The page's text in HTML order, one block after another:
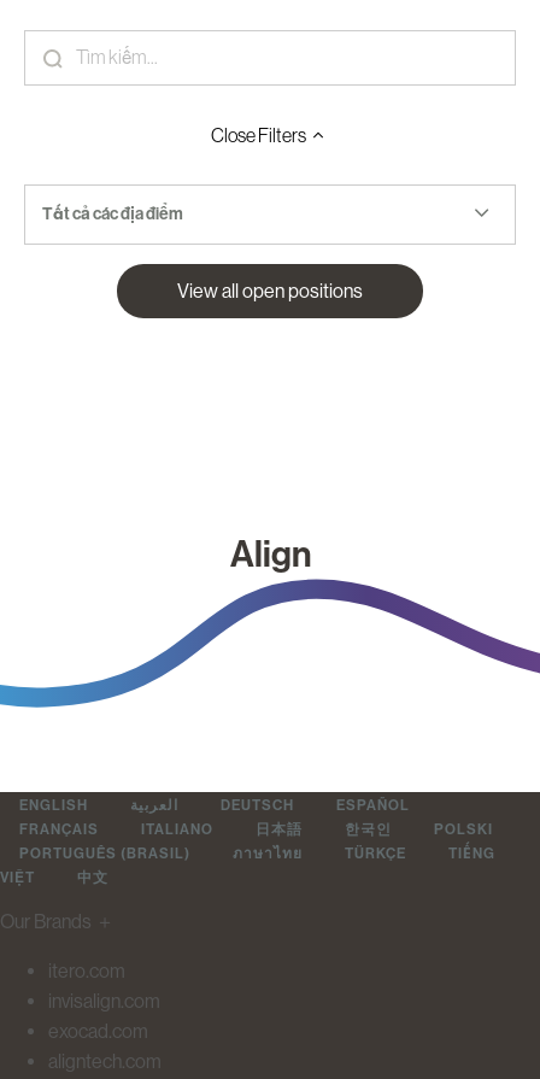
CloseFilters
Tất cả các địa điểm
View all open positions
Align
ENGLISH العربية DEUTSCH
ESPAÑOL
FRANÇAIS
ITALIANO 日本語 한국인
POLSKI
PORTUGUÊS (BRASIL)
ภาษาไทย TÜRKÇE
TIẾNG
VIỆT
中文
Our Brands ＋
itero.com
invisalign.com
exocad.com
aligntech.com